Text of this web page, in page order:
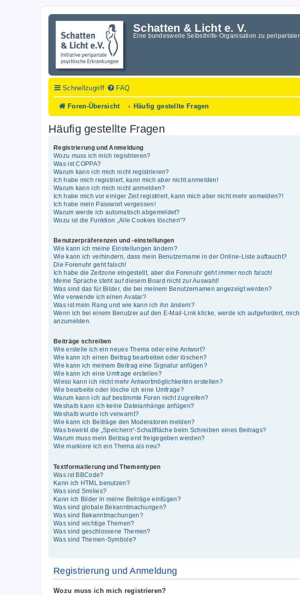
Schatten & Licht e. V.
Eine bundesweite Selbsthilfe-Organisation zu
Schnellzugriff FAQ
Foren-Übersicht Häufig gestellte Fragen
Häufig gestellte Fragen
Registrierung und Anmeldung
Wozu muss ich mich registrieren?
Was ist COPPA?
Warum kann ich mich nicht registrieren?
Ich habe mich registriert, kann mich aber nicht anmelden!
Warum kann ich mich nicht anmelden?
Ich habe mich vor einiger Zeit registriert, kann mich aber nicht mehr anmelden?!
Ich habe mein Passwort vergessen!
Warum werde ich automatisch abgemeldet?
Wozu ist die Funktion „Alle Cookies löschen“?
Benutzerpräferenzen und -einstellungen
Wie kann ich meine Einstellungen ändern?
Wie kann ich verhindern, dass mein Benutzername in der Online-Liste auftaucht?
Die Forenuhr geht falsch!
Ich habe die Zeitzone eingestellt, aber die Forenuhr geht immer noch falsch!
Meine Sprache steht auf diesem Board nicht zur Auswahl!
Was sind das für Bilder, die bei meinem Benutzernamen angezeigt werden?
Wie verwende ich einen Avatar?
Was ist mein Rang und wie kann ich ihn ändern?
Wenn ich bei einem Benutzer auf den E-Mail-Link klicke, werde ich aufgefordert, mich
anzumelden.
Beiträge schreiben
Wie erstelle ich ein neues Thema oder eine Antwort?
Wie kann ich einen Beitrag bearbeiten oder löschen?
Wie kann ich meinem Beitrag eine Signatur anfügen?
Wie kann ich eine Umfrage erstellen?
Wieso kann ich nicht mehr Antwortmöglichkeiten erstellen?
Wie bearbeite oder lösche ich eine Umfrage?
Warum kann ich auf bestimmte Foren nicht zugreifen?
Weshalb kann ich keine Dateianhänge anfügen?
Weshalb wurde ich verwarnt?
Wie kann ich Beiträge den Moderatoren melden?
Was bewirkt die „Speichern“-Schaltfläche beim Schreiben eines Beitrags?
Warum muss mein Beitrag erst freigegeben werden?
Wie markiere ich ein Thema als neu?
Textformatierung und Thementypen
Was ist BBCode?
Kann ich HTML benutzen?
Was sind Smilies?
Kann ich Bilder in meine Beiträge einfügen?
Was sind globale Bekanntmachungen?
Was sind Bekanntmachungen?
Was sind wichtige Themen?
Was sind geschlossene Themen?
Was sind Themen-Symbole?
Registrierung und Anmeldung
Wozu muss ich mich registrieren?